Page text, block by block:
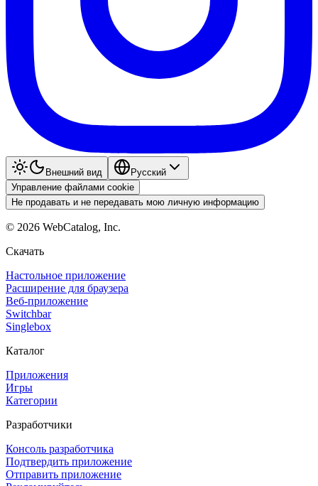
Внешний вид
Pyccкий
Управление файлами cookie
Не продавать и не передавать мою личную информацию
© 2026 WebCatalog, Inc.
Скачать
Настольное приложение
Расширение для браузера
Веб-приложение
Switchbar
Singlebox
Каталог
Приложения
Игры
Категории
Разработчики
Консоль разработчика
Подтвердить приложение
Отправить приложение